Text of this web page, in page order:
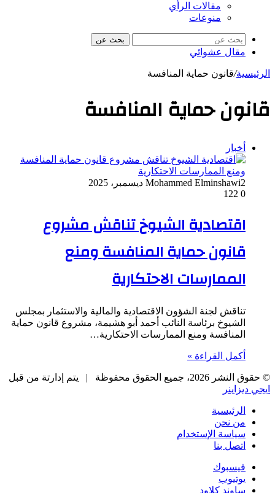
مقالات الرأي
منوعات
بحث عن
مقال عشوائي
الرئيسية/قانون حماية المنافسة
قانون حماية المنافسة
أخبار
Mohammed Elminshawi2 ديسمبر، 2025
0
اقتصادية الشيوخ تناقش مشروع
قانون حماية المنافسة ومنع
الممارسات الاحتكارية
تناقش لجنة الشؤون الاقتصادية والمالية والاستثمار بمجلس
الشيوخ برئاسة النائب أحمد أبو هشيمة، مشروع قانون حماية
المنافسة ومنع الممارسات الاحتكارية…
أكمل القراءة »
© حقوق النشر 2026، جميع الحقوق محفوظة |
يتم إدارتة من قبل
ايجي ديزاينر
الرئيسية
من نحن
سياسة الإستخدام
اتصل بنا
فيسبوك
يوتيوب
ساوند كلاود